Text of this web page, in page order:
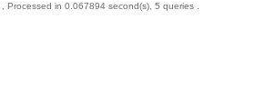
, Processed in 0.067894 second(s), 5 queries .